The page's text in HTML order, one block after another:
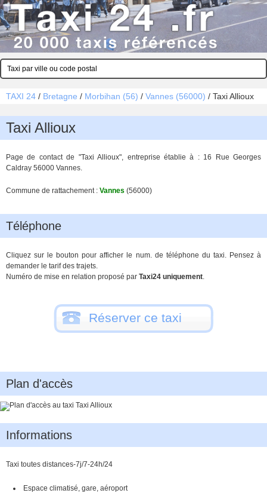
TAXI 24 / Bretagne / Morbihan (56) / Vannes (56000) / Taxi Allioux
Taxi Allioux
Page de contact de "Taxi Allioux", entreprise établie à : 16 Rue Georges
Caldray 56000 Vannes.
Commune de rattachement : Vannes (56000)
Téléphone
Cliquez sur le bouton pour afficher le num. de téléphone du taxi. Pensez à
demander le tarif des trajets.
Numéro de mise en relation proposé par Taxi24 uniquement.
Réserver ce taxi
Plan d'accès
Informations
Taxi toutes distances-7j/7-24h/24
Espace climatisé, gare, aéroport